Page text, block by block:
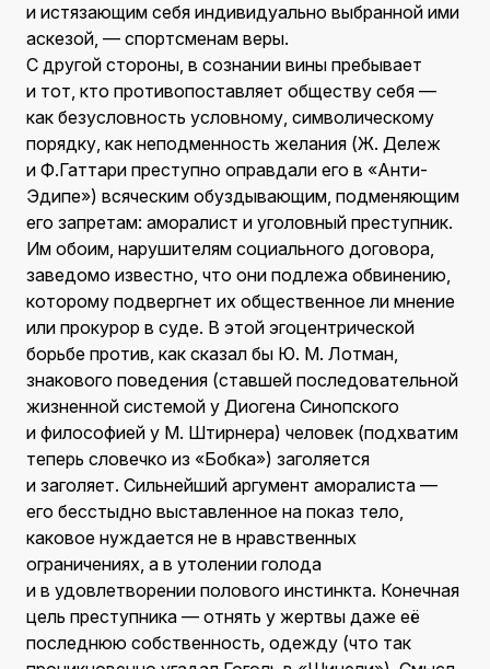
и истязающим себя индивидуально выбранной ими
аскезой, — спортсменам веры.
С другой стороны, в сознании вины пребывает
и тот, кто противопоставляет обществу себя —
как безусловность условному, символическому
порядку, как неподменность желания (Ж. Дележ
и Ф.Гаттари преступно оправдали его в «Анти-
Эдипе») всяческим обуздывающим, подменяющим
его запретам: аморалист и уголовный преступник.
Им обоим, нарушителям социального договора,
заведомо известно, что они подлежа обвинению,
которому подвергнет их общественное ли мнение
или прокурор в суде. В этой эгоцентрической
борьбе против, как сказал бы Ю. М. Лотман,
знакового поведения (ставшей последовательной
жизненной системой у Диогена Синопского
и философией у М. Штирнера) человек (подхватим
теперь словечко из «Бобка») заголяется
и заголяет. Сильнейший аргумент аморалиста —
его бесстыдно выставленное на показ тело,
каковое нуждается не в нравственных
ограничениях, а в утолении голода
и в удовлетворении полового инстинкта. Конечная
цель преступника — отнять у жертвы даже её
последнюю собственность, одежду (что так